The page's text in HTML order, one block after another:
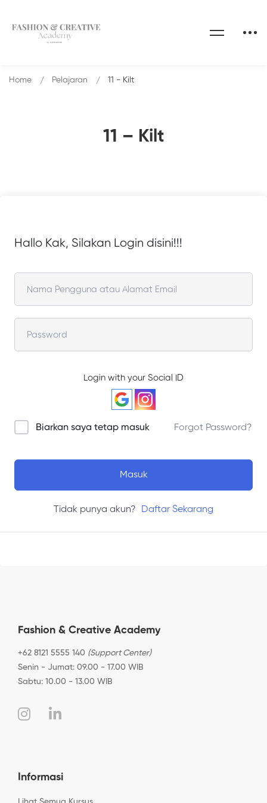
11 – Kilt
Home Pelajaran 11 - Kilt
Hallo Kak, Silakan Login disini!!!
Login with your Social ID
Biarkan saya tetap masuk Forgot Password?
Masuk
Tidak punya akun? Daftar Sekarang
Fashion & Creative Academy
+62 8121 5555 140 (Support Center)
Senin - Jumat: 09.00 - 17.00 WIB
Sabtu: 10.00 - 13.00 WIB
Informasi